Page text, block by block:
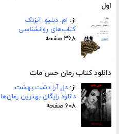
اول
از: ام. دبلیو. آیزنک
کتاب‌های روانشناسی
۳۶۸ صفحه
دانلود کتاب رمان حس مات
از: دل آرا دشت بهشت
دانلود رایگان بهترین رمان‌ها
۶۰۸ صفحه